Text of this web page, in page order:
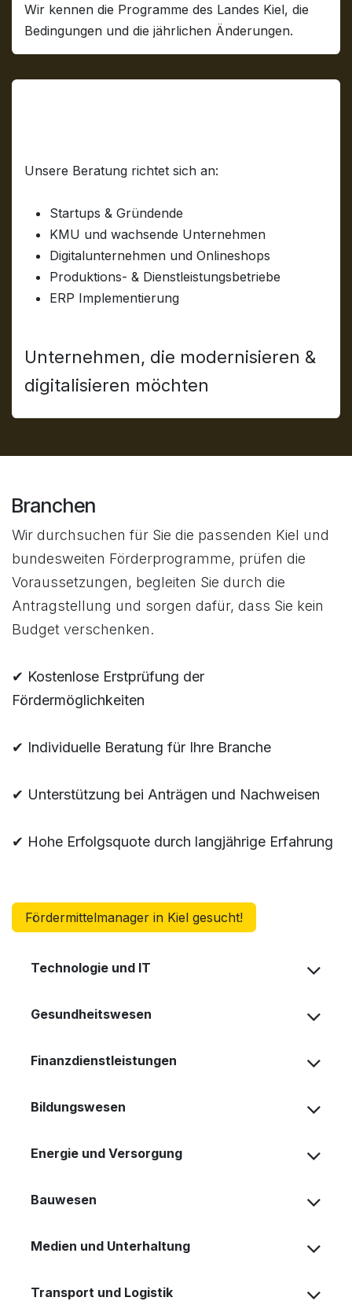
Wir kennen die Programme des Landes Kiel, die
Bedingungen und die jährlichen Änderungen.
Unsere Beratung richtet sich an:
Startups & Gründende
KMU und wachsende Unternehmen
Digitalunternehmen und Onlineshops
Produktions- & Dienstleistungsbetriebe
ERP Implementierung
Unternehmen, die modernisieren &
digitalisieren möchten
Branchen
Wir durchsuchen für Sie die passenden Kiel und
bundesweiten Förderprogramme, prüfen die
Voraussetzungen, begleiten Sie durch die
Antragstellung und sorgen dafür, dass Sie kein
Budget verschenken.
✔ Kostenlose Erstprüfung der
Fördermöglichkeiten
✔ Individuelle Beratung für Ihre Branche
✔ Unterstützung bei Anträgen und Nachweisen
✔ Hohe Erfolgsquote durch langjährige Erfahrung
Fördermittelmanager in Kiel gesucht!
Technologie und IT
Gesundheitswesen
Finanzdienstleistungen
Bildungswesen
Energie und Versorgung
Bauwesen
Medien und Unterhaltung
Transport und Logistik